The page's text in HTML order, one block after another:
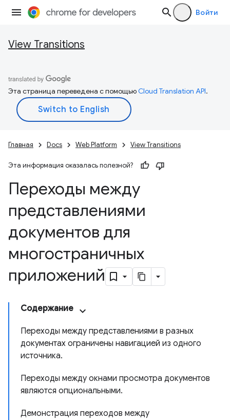
Войти
View Transitions
Эта страница переведена с помощьюCloud Translation API.
Главная Docs Web Platform View Transitions
Эта информация оказалась полезной?
Переходы между
представлениями
документов для
многостраничных
приложений
Содержание
Переходы между представлениями в разных
документах ограничены навигацией из одного
источника.
Переходы между окнами просмотра документов
являются опциональными.
Демонстрация переходов между